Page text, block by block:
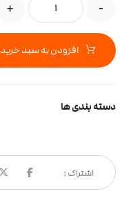
-
+
افزودن به سبد خرید
دسته بندی ها